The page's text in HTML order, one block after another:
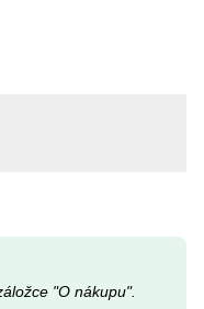
"O nákupu".